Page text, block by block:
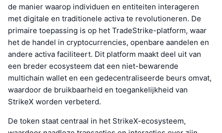
de manier waarop individuen en entiteiten interageren
met digitale en traditionele activa te revolutioneren. De
primaire toepassing is op het TradeStrike-platform, waar
het de handel in cryptocurrencies, openbare aandelen en
andere activa faciliteert. Dit platform maakt deel uit van
een breder ecosysteem dat een niet-bewarende
multichain wallet en een gedecentraliseerde beurs omvat,
waardoor de bruikbaarheid en toegankelijkheid van
StrikeX worden verbeterd.
De token staat centraal in het StrikeX-ecosysteem,